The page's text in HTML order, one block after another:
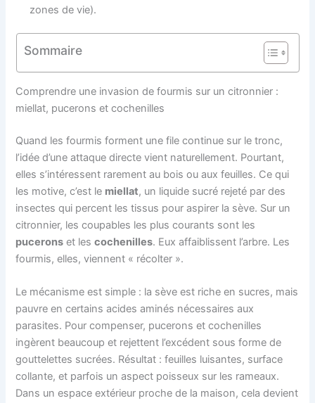
zones de vie).
Sommaire
Comprendre une invasion de fourmis sur un citronnier :
miellat, pucerons et cochenilles
Quand les fourmis forment une file continue sur le tronc,
l’idée d’une attaque directe vient naturellement. Pourtant,
elles s’intéressent rarement au bois ou aux feuilles. Ce qui
les motive, c’est le miellat, un liquide sucré rejeté par des
insectes qui percent les tissus pour aspirer la sève. Sur un
citronnier, les coupables les plus courants sont les
pucerons et lescochenilles. Eux affaiblissent l’arbre. Les
fourmis, elles, viennent « récolter ».
Le mécanisme est simple : la sève est riche en sucres, mais
pauvre en certains acides aminés nécessaires aux
parasites. Pour compenser, pucerons et cochenilles
ingèrent beaucoup et rejettent l’excédent sous forme de
gouttelettes sucrées. Résultat : feuilles luisantes, surface
collante, et parfois un aspect poisseux sur les rameaux.
Dans un espace extérieur proche de la maison, cela devient